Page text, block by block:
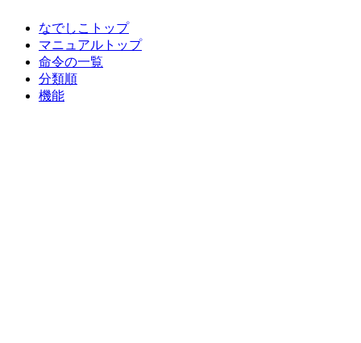
なでしこトップ
マニュアルトップ
命令の一覧
分類順
機能